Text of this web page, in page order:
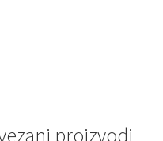
proizvodi